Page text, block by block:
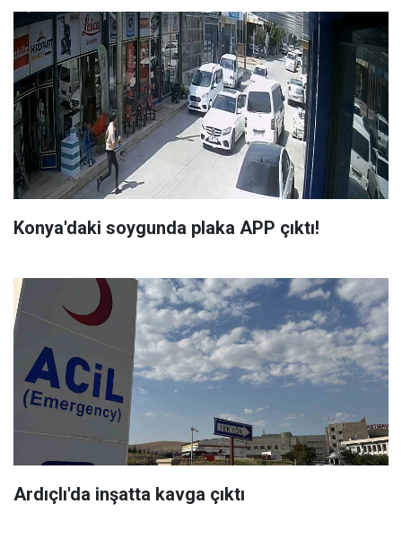
Konya'daki soygunda plaka APP çıktı!
Ardıçlı'da inşatta kavga çıktı